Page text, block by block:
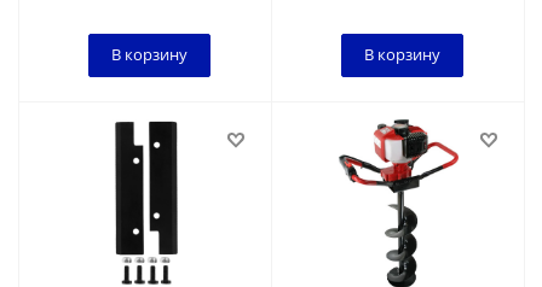
В корзину В корзину